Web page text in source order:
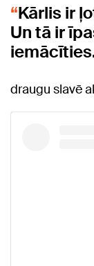
Kārlis ir
Un tā ir
draugu slavē